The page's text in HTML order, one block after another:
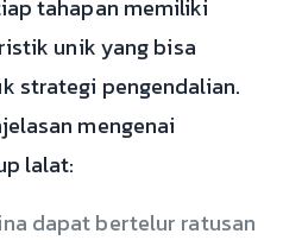
tahapan memiliki
unik yang bisa
strategi pengendalian.
mengenai
lalat:
dapat bertelur ratusan